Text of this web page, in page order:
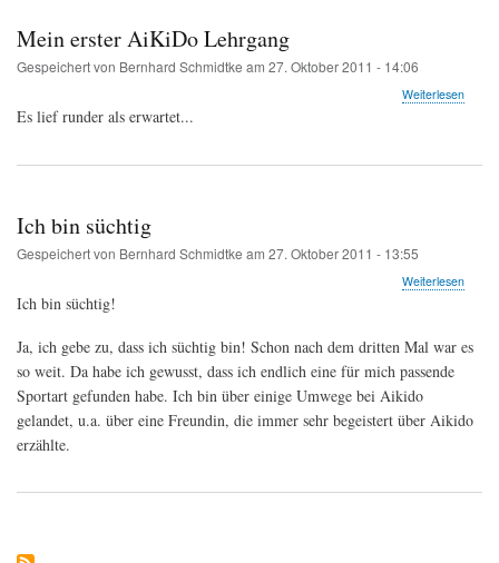
Mein erster AiKiDo Lehrgang
Gespeichert von Bernhard Schmidtke am 27. Oktober 2011 - 14:06
Weiterlesenüber
Es lief runder als erwartet...
Ich bin süchtig
Gespeichert von Bernhard Schmidtke am 27. Oktober 2011 - 13:55
Weiterlesenüber
Ich bin süchtig!
Ja, ich gebe zu, dass ich süchtig bin! Schon nach dem dritten Mal war es
so weit. Da habe ich gewusst, dass ich endlich eine für mich passende
Sportart gefunden habe. Ich bin über einige Umwege bei Aikido
gelandet, u.a. über eine Freundin, die immer sehr begeistert über Aikido
erzählte.